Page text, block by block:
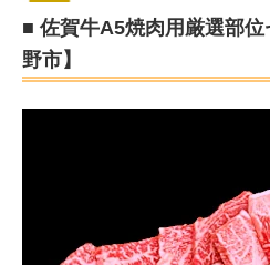
■ 佐賀牛A5焼肉用厳選部
野市】